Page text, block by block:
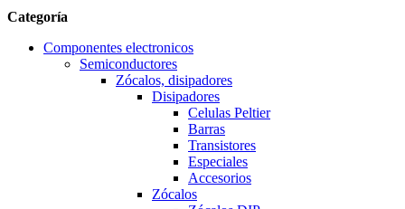
Categoría
Componentes electronicos
Semiconductores
Zócalos, disipadores
Disipadores
Celulas Peltier
Barras
Transistores
Especiales
Accesorios
Zócalos